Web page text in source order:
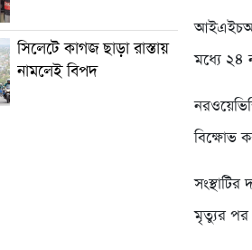
সিলেটে কাগজ ছাড়া রাস্তায়
নামলেই বিপদ
মধ্যে ২৪
বিক্ষোভ
মৃত্যুর পর